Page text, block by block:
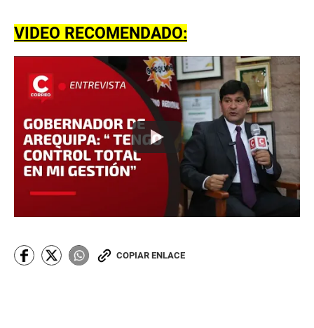
VIDEO RECOMENDADO:
COPIAR ENLACE